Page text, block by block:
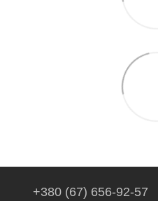
+380 (67) 656-92-57